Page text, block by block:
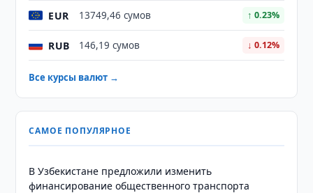
EUR 13749,46 сумов ↑ 0.23%
RUB 146,19 сумов ↓ 0.12%
Все курсы валют →
САМОЕ ПОПУЛЯРНОЕ
В Узбекистане предложили изменить
финансирование общественного транспорта